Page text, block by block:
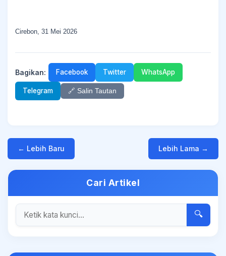
Cirebon, 31 Mei 2026
Bagikan: Facebook Twitter WhatsApp
Telegram 🔗 Salin Tautan
← Lebih Baru Lebih Lama →
Cari Artikel
🔍